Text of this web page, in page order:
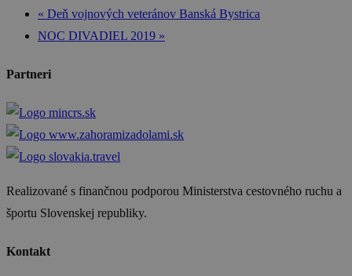
« Deň vojnových veteránov Banská Bystrica
NOC DIVADIEL 2019 »
Partneri
Realizované s finančnou podporou Ministerstva cestovného ruchu a
športu Slovenskej republiky.
Kontakt